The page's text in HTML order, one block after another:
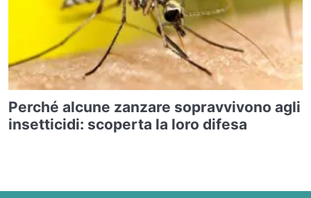
Perché alcune zanzare sopravvivono agli
insetticidi: scoperta la loro difesa